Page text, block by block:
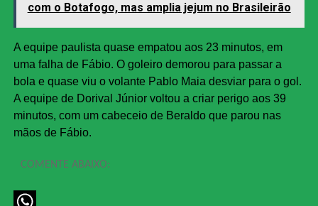
com o Botafogo, mas amplia jejum no Brasileirão
A equipe paulista quase empatou aos 23 minutos, em
uma falha de Fábio. O goleiro demorou para passar a
bola e quase viu o volante Pablo Maia desviar para o gol.
A equipe de Dorival Júnior voltou a criar perigo aos 39
minutos, com um cabeceio de Beraldo que parou nas
mãos de Fábio.
COMENTE ABAIXO: